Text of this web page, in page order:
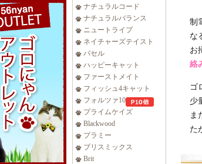
ナチュラルコード
ナチュラルバランス
ニュートライプ
ネイチャーズテイスト
バセル
ハッピーキャット
ファーストメイト
フィッシュ4キャット
フォルツァ10
プライムケイズ
Blackwood
プラミー
ブリスミックス
Brit
制
な
お
絡
ゴ
少
ま
た